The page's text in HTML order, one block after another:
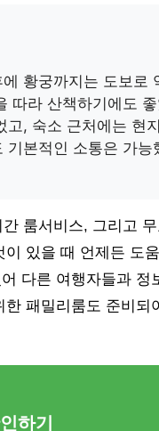
황궁까지는 도보로
따라 산책하기에도
고, 숙소 근처에는 현
본적인 소통은 가능
룸서비스, 그리고
있을 때 언제든 도
다른 여행자들과 정
패밀리룸도 준비되
하기